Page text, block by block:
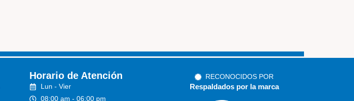
Horario de Atención
Lun - Vier
08:00 am - 06:00 pm
RECONOCIDOS POR
Respaldados por la marca